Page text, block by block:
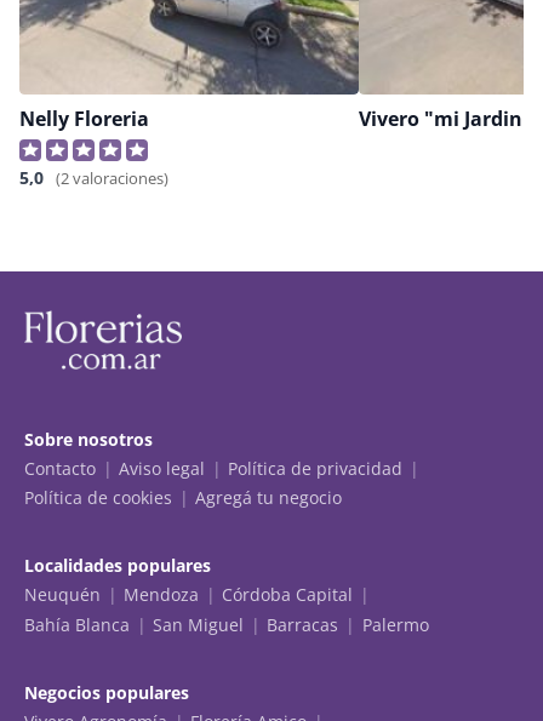
Nelly Floreria
5,0 (2 valoraciones)
Sobre nosotros
Contacto
Aviso legal
Política de privacidad
Política de cookies
Agregá tu negocio
Localidades populares
Neuquén
Mendoza
Córdoba Capital
Bahía Blanca
San Miguel Barracas Palermo
Negocios populares